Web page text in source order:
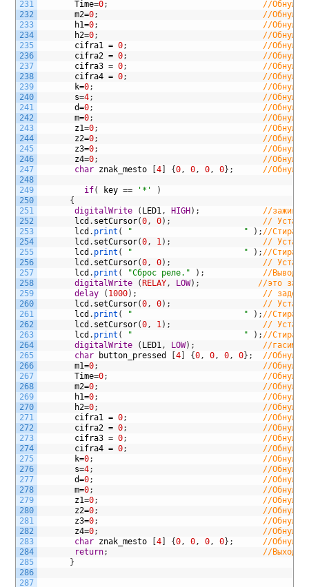
231
232
233
234
235
236
237
238
239
240
241
242
243
244
245
246
247
248
249
250
251
252
253
254
255
256
257
258
259
260
261
262
263
264
265
266
267
268
269
270
271
272
273
274
275
276
277
278
279
280
281
282
283
284
285
286
287
Time=0;
//
m2=0;
//
h1=0;
//
h2=0;
//
cifra1
= 0;
//
cifra2 = 0;
//
cifra3 = 0;
//
cifra4 = 0;
//
k=0;
//
s=4;
//
d=0;
//
m=0;
//
z1=0;
//
z2=0;
//
z3=0;
//
z4=0;
//
char znak_mesto [4] {0 , 0 , 0 , 0} ; //
if( key == '*'
)
{
digitalWrite
( LED1 , HIGH) ;
//
lcd . setCursor(0 , 0) ;
//
lcd . print ( "                       " ) ; //Стираем
lcd . setCursor(0 , 1 ) ;
//
lcd . print ( "                       " ) ; //
lcd . setCursor(0 , 0) ;
//
lcd . print ( "Сброс реле." ) ;
//
digitalWrite
(RELAY , LOW) ;
//это
delay
( 1000) ;
//
lcd . setCursor(0 , 0) ;
//
lcd . print ( "                       " ) ; //Стираем
lcd . setCursor(0 , 1 ) ;
//
lcd . print ( "                       " ) ; //
digitalWrite
( LED1 , LOW) ;
//гасим
char
button_pressed [4] {0 , 0 , 0 , 0} ;
//
m1=0;
//
Time=0;
//
m2=0;
//
h1=0;
//
h2=0;
//
cifra1
= 0;
//
cifra2 = 0;
//
cifra3 = 0;
//
cifra4 = 0;
//
k=0;
//
s=4;
//
d=0;
//
m=0;
//
z1=0;
//
z2=0;
//
z3=0;
//
z4=0;
//
char znak_mesto [4] {0 , 0 , 0 , 0} ;
//
return;
//Выход в
}